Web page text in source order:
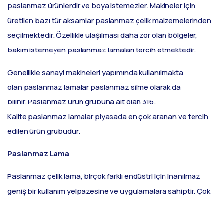
paslanmaz ürünlerdir ve boya istemezler. Makineler için
üretilen bazı tür aksamlar paslanmaz çelik malzemelerinden
seçilmektedir. Özellikle ulaşılması daha zor olan bölgeler,
bakım istemeyen paslanmaz lamaları tercih etmektedir.
Genellikle sanayi makineleri yapımında kullanılmakta
olan paslanmaz lamalar paslanmaz silme olarak da
bilinir. Paslanmaz ürün grubuna ait olan 316.
Kalite paslanmaz lamalar piyasada en çok aranan ve tercih
edilen ürün grubudur.
Paslanmaz Lama
Paslanmaz çelik lama, birçok farklı endüstri için inanılmaz
geniş bir kullanım yelpazesine ve uygulamalara sahiptir. Çok